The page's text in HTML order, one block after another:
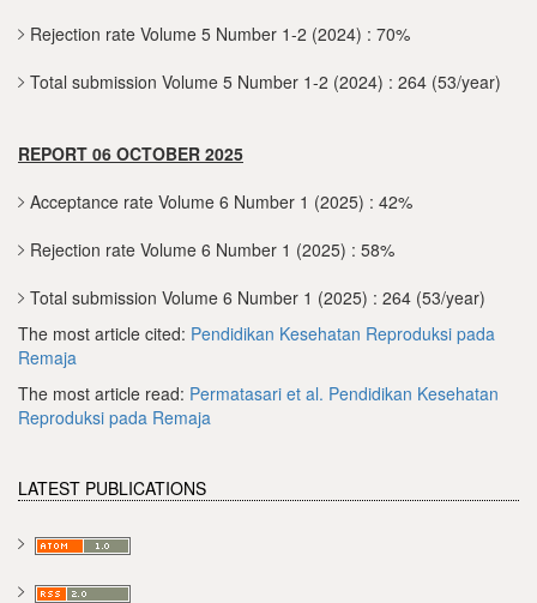
Rejection rate Volume 5 Number 1-2 (2024) : 70%
Total submission Volume 5 Number 1-2 (2024) : 264 (53/year)
REPORT 06 OCTOBER 2025
Acceptance rate Volume 6 Number 1 (2025) : 42%
Rejection rate Volume 6 Number 1 (2025) : 58%
Total submission Volume 6 Number 1 (2025) : 264 (53/year)
The most article cited: Pendidikan Kesehatan Reproduksi pada
Remaja
The most article read: Permatasari et al. Pendidikan Kesehatan
Reproduksi pada Remaja
LATEST PUBLICATIONS